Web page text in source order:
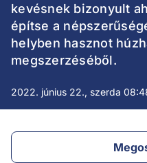
kevésnek bizonyult
építse a
helyben hasznot
megszerzéséből.
2022. június 22., szerda